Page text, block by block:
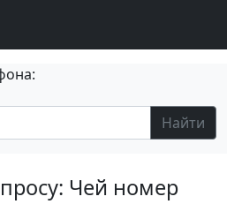
Найти
Чей номер